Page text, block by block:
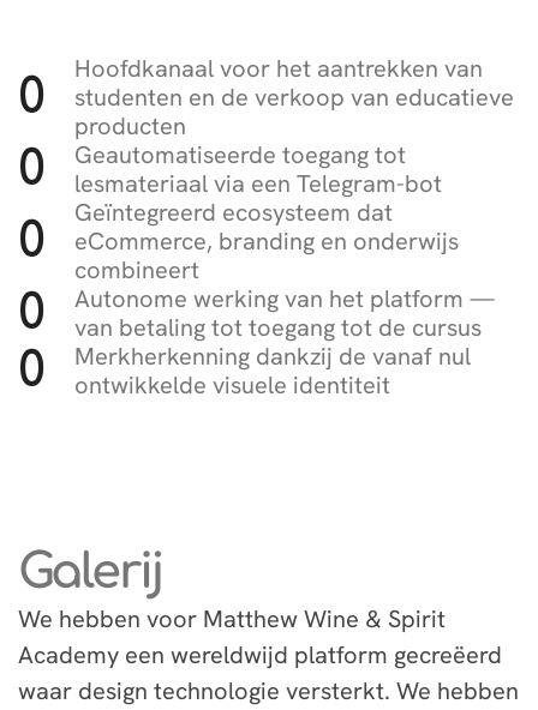
0
Hoofdkanaal voor het aantrekken van
studenten en de verkoop van educatieve
producten
0
Geautomatiseerde toegang tot
lesmateriaal via een Telegram-bot
0
Geïntegreerd ecosysteem dat
eCommerce, branding en onderwijs
combineert
0
Autonome werking van het platform —
van betaling tot toegang tot de cursus
0
Merkherkenning dankzij de vanaf nul
ontwikkelde visuele identiteit
Galerij
We hebben voor Matthew Wine & Spirit
Academy een wereldwijd platform gecreëerd
waar design technologie versterkt. We hebben